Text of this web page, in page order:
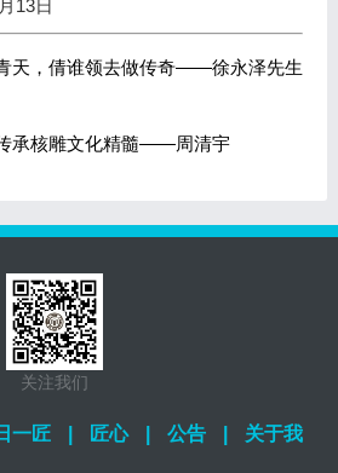
13日
天，倩谁领去做传奇——徐永泽先生
承核雕文化精髓——周清宇
关注我们
一匠 匠心 公告
关于我